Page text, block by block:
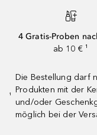
4 Gratis-Proben
ab 10 € ¹
¹
Die Bestellung darf
Produkten mit der
und/oder
möglich bei der